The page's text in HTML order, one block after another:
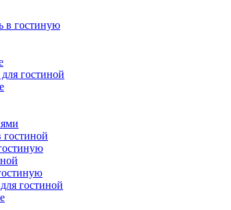
в гостиную
гостиной
гостиной